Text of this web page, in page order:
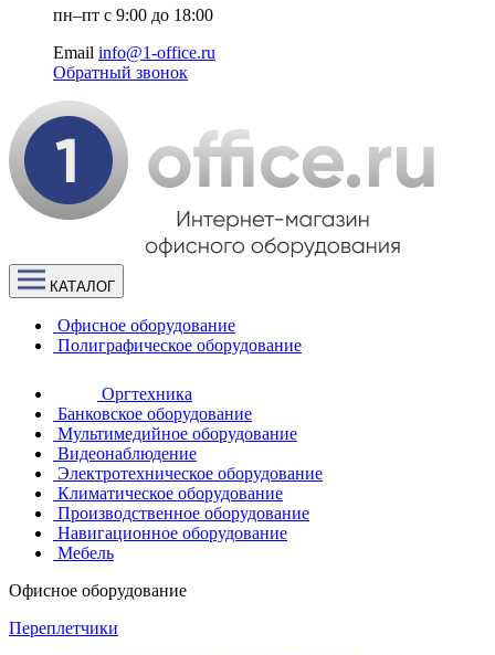
пн–пт с 9:00 до 18:00
Email info@1-office.ru
Обратный звонок
КАТАЛОГ
Офисное оборудование
Полиграфическое оборудование
Оргтехника
Банковское оборудование
Мультимедийное оборудование
Видеонаблюдение
Электротехническое оборудование
Климатическое оборудование
Производственное оборудование
Навигационное оборудование
Мебель
Офисное оборудование
Переплетчики